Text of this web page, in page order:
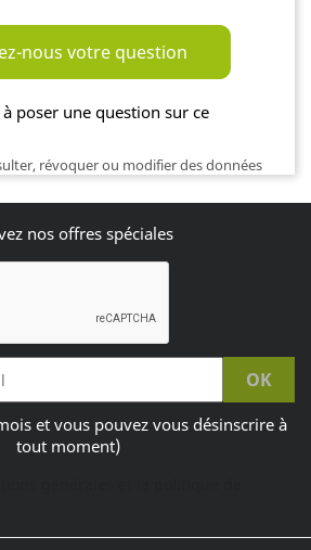
nous votre question
poser une question sur ce
révoquer ou modifier des données
nos offres spéciales
et vous pouvez vous désinscrire à
tout moment)